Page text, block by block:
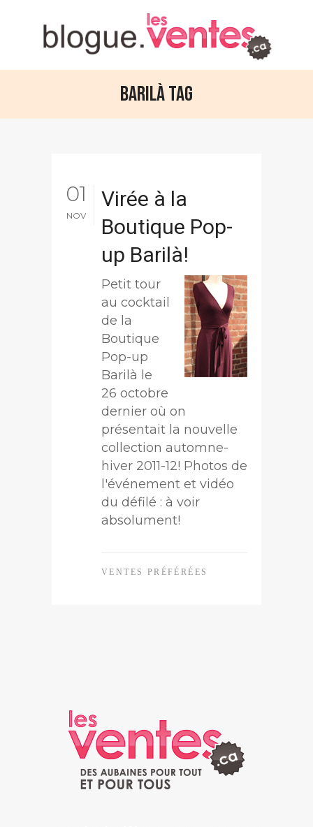
Barilà Tag
01
NOV
Virée à la
Boutique Pop-
up Barilà!
Petit tour
au cocktail
de la
Boutique
Pop-up
Barilà le
26 octobre
dernier où on
présentait la nouvelle
collection automne-
hiver 2011-12! Photos de
l'événement et vidéo
du défilé : à voir
absolument!
VENTES PRÉFÉRÉES